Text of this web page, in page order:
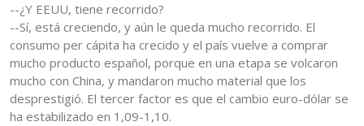
--¿Y EEUU, tiene recorrido?
--Sí, está creciendo, y aún le queda mucho recorrido. El
consumo per cápita ha crecido y el país vuelve a comprar
mucho producto español, porque en una etapa se volcaron
mucho con China, y mandaron mucho material que los
desprestigió. El tercer factor es que el cambio euro-dólar se
ha estabilizado en 1,09-1,10.